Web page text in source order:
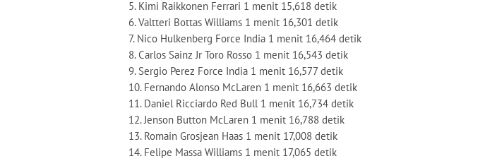
5. Kimi Raikkonen Ferrari 1 menit 15,618 detik
6. Valtteri Bottas Williams 1 menit 16,301 detik
7. Nico Hulkenberg Force India 1 menit 16,464 detik
8. Carlos Sainz Jr Toro Rosso 1 menit 16,543 detik
9. Sergio Perez Force India 1 menit 16,577 detik
10. Fernando Alonso McLaren 1 menit 16,663 detik
11. Daniel Ricciardo Red Bull 1 menit 16,734 detik
12. Jenson Button McLaren 1 menit 16,788 detik
13. Romain Grosjean Haas 1 menit 17,008 detik
14. Felipe Massa Williams 1 menit 17,065 detik